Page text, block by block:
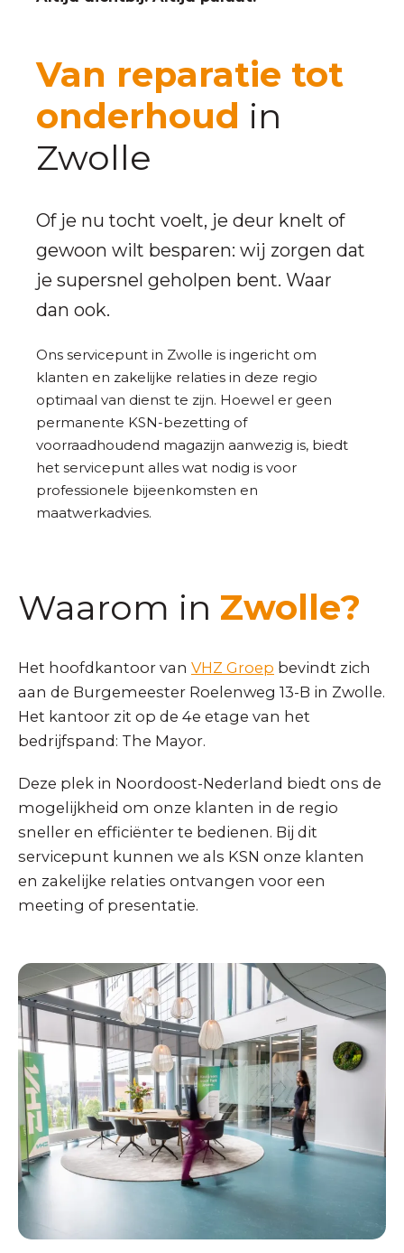
Van reparatie tot
onderhoud in
Zwolle
Of je nu tocht voelt, je deur knelt of
gewoon wilt besparen: wij zorgen dat
je supersnel geholpen bent. Waar
dan ook.
Ons servicepunt in Zwolle is ingericht om
klanten en zakelijke relaties in deze regio
optimaal van dienst te zijn. Hoewel er geen
permanente KSN-bezetting of
voorraadhoudend magazijn aanwezig is, biedt
het servicepunt alles wat nodig is voor
professionele bijeenkomsten en
maatwerkadvies.
Waarom in Zwolle?
Het hoofdkantoor van VHZ Groep bevindt zich
aan de Burgemeester Roelenweg 13-B in Zwolle.
Het kantoor zit op de 4e etage van het
bedrijfspand: The Mayor.
Deze plek in Noordoost-Nederland biedt ons de
mogelijkheid om onze klanten in de regio
sneller en efficiënter te bedienen. Bij dit
servicepunt kunnen we als KSN onze klanten
en zakelijke relaties ontvangen voor een
meeting of presentatie.